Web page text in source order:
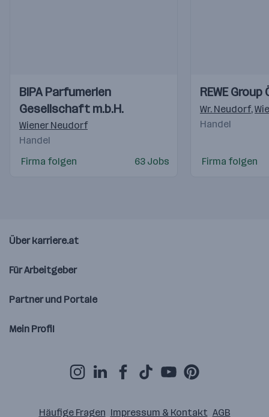
Videos
Einblicke
Einblicke
BIPA Parfumerien
Gesellschaft m.b.H.
Wiener Neudorf
Handel
Firma folgen
63 Jobs
Videos
Einblicke
Einblicke
REWE
Wr. Neudorf,
Handel
Firma folgen
Über karriere.at
Für Arbeitgeber
Partner und Portale
Mein Profil
Häufige Fragen Impressum & Kontakt AGB